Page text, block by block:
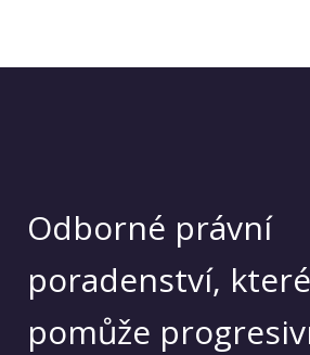
Odborné právní
poradenství,
pomůže